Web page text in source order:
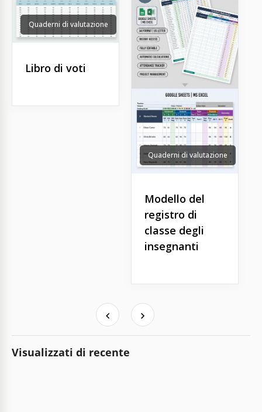
Quaderni di valutazione
Libro di voti
Quaderni di valutazione
Modello del
registro di
classe degli
insegnanti
Visualizzati di recente